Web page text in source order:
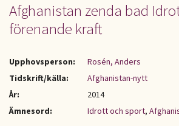
Afghanistan zenda bad
förenande kraft
Upphovsperson:
Rosén, Anders
Tidskrift/källa:
Afghanistan-nytt
År:
2014
Ämnesord:
Idrott och sport,